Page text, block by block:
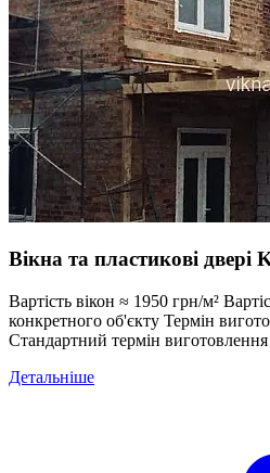
Вікна та пластикові двері
Вартість вікон ≈ 1950 грн/м²
конкретного об'єкту Термін
Стандартний термін
Детальніше